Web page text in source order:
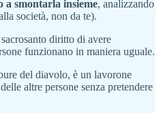
a smontarla insieme, analizzando
società, non da te).
diritto di avere
funzionano in maniera uguale.
del diavolo, è un lavorone
altre persone senza pretendere